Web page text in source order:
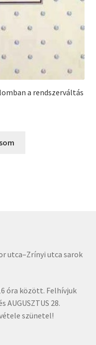
a rendszerváltás
utca–Zrínyi utca sarok
óra között. Felhívjuk
AUGUSZTUS 28.
szünetel!